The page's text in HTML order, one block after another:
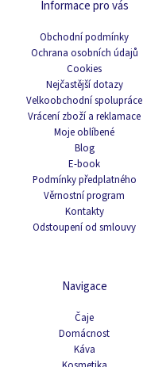
Informace pro vás
Obchodní podmínky
Ochrana osobních údajů
Cookies
Nejčastější dotazy
Velkoobchodní spolupráce
Vrácení zboží a reklamace
Moje oblíbené
Blog
E-book
Podmínky předplatného
Věrnostní program
Kontakty
Odstoupení od smlouvy
Navigace
Čaje
Domácnost
Káva